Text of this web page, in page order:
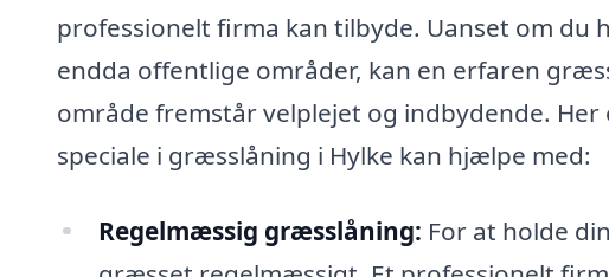
professionelt firma kan tilbyde. Uanset om
endda offentlige områder, kan en erfaren
område fremstår velplejet og indbydende.
speciale i græsslåning i Hylke kan hjælpe med:
Regelmæssig græsslåning: For at holde